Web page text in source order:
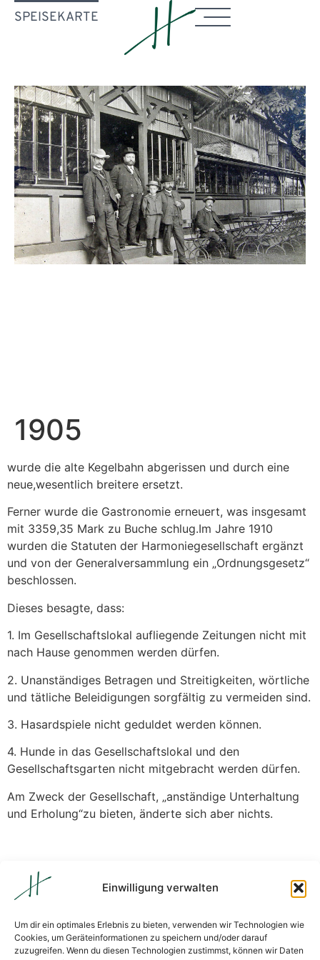
Einwilligung verwalten
Um dir ein optimales Erlebnis zu bieten, verwenden wir Technologien wie
Cookies, um Geräteinformationen zu speichern und/oder darauf
zuzugreifen. Wenn du diesen Technologien zustimmst, können wir Daten
SPEISEKARTE
1905
1905
wurde die alte Kegelbahn abgerissen und durch eine
neue,wesentlich breitere ersetzt.
Ferner wurde die Gastronomie erneuert, was insgesamt
mit 3359,35 Mark zu Buche schlug.Im Jahre 1910
wurden die Statuten der Harmoniegesellschaft ergänzt
und von der Generalversammlung ein „Ordnungsgesetz“
beschlossen.
Dieses besagte, dass:
1. Im Gesellschaftslokal aufliegende Zeitungen nicht mit
nach Hause genommen werden dürfen.
2. Unanständiges Betragen und Streitigkeiten, wörtliche
und tätliche Beleidigungen sorgfältig zu vermeiden sind.
3. Hasardspiele nicht geduldet werden können.
4. Hunde in das Gesellschaftslokal und den
Gesellschaftsgarten nicht mitgebracht werden dürfen.
Am Zweck der Gesellschaft, „anständige Unterhaltung
und Erholung“zu bieten, änderte sich aber nichts.
Unsere Öffnungszeiten:
Montag: geschlossen; Dienstag: geschlossen;